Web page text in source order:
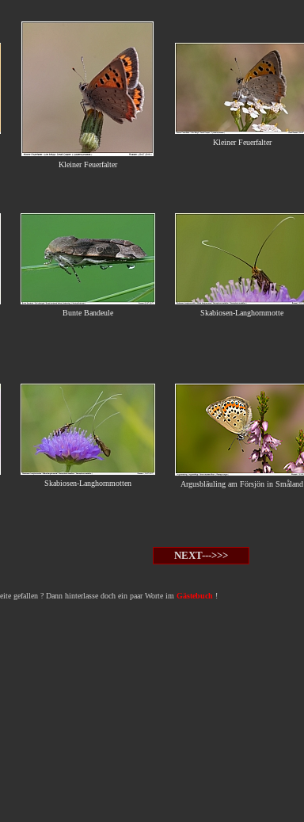
Kleiner Feuerfalter
Kleiner Feuerfalter
Bunte Bandeule Skabiosen-Langhornmotte
Skabiosen-Langhornmotten Argusbläuling am Försjön in Småland
NEXT--->>>
gefallen ? Dann hinterlasse doch ein paar Worte im Gästebuch !